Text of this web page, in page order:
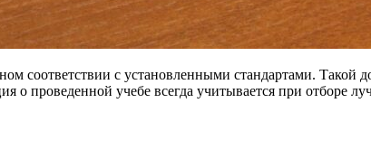
соответствии с установленными стандартами. Такой
о проведенной учебе всегда учитывается при отборе